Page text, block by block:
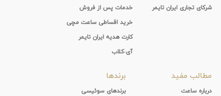
شرکای تجاری ایران تایمر
خدمات پس از فروش
خرید اقساطی ساعت مچی
کارت هدیه ایران تایمر
آی-کلاب
مطالب مفید
درباره ساعت
برندها
برندهای سوئیسی